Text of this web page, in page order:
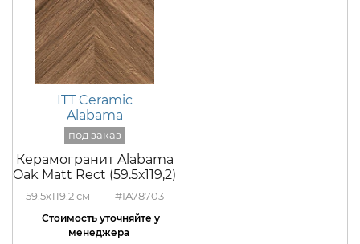
ITT Ceramic
Alabama
Керамогранит Alabama
Oak Matt Rect (59.5х119,2)
59.5x119.2 #IA78703